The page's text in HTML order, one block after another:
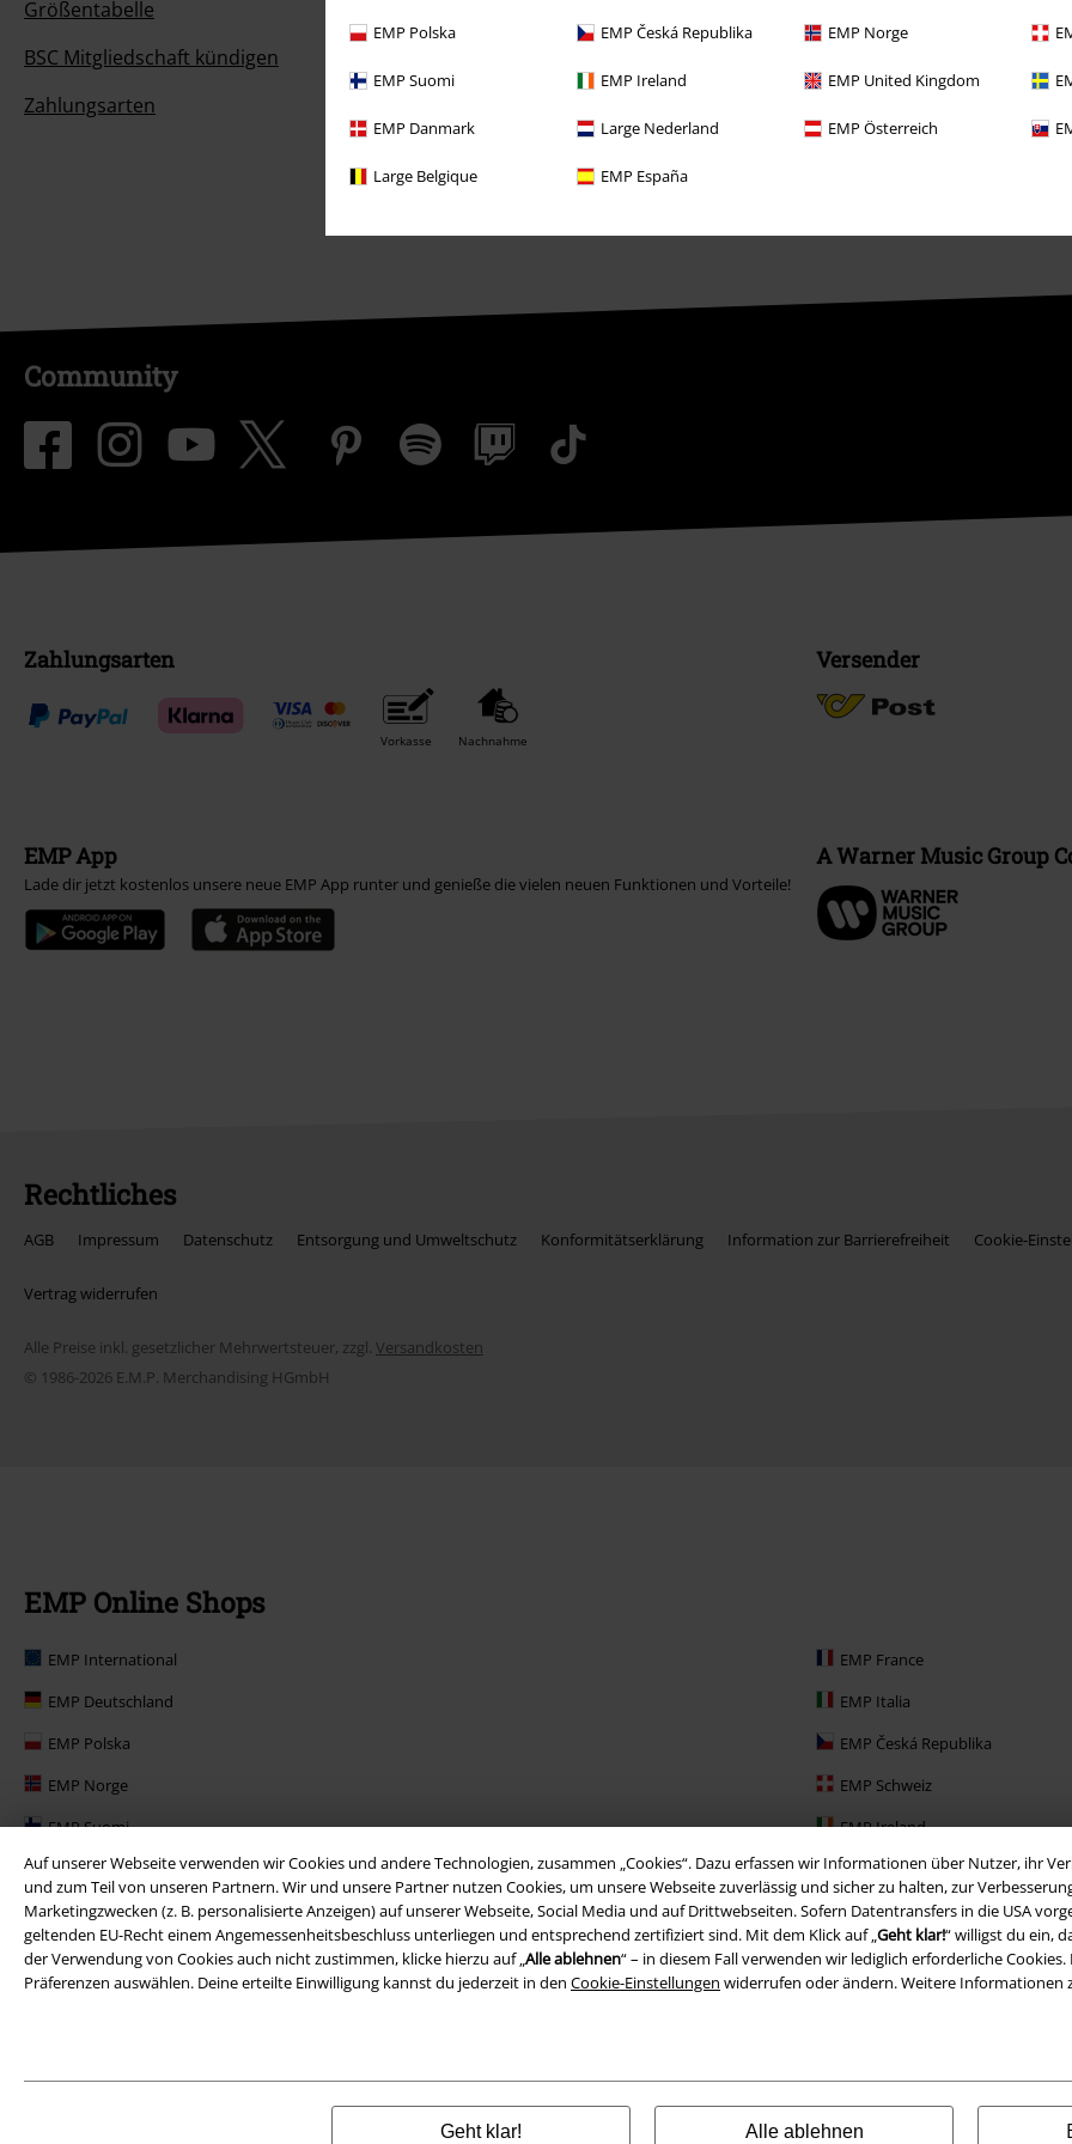
EMP Polska EMP Česká Republika EMP Norge
EMP Suomi EMP Ireland EMP United Kingdom
EMP Danmark Large Nederland EMP Österreich
Large Belgique EMP España
Auf unserer Webseite verwenden wir Cookies und andere Technologien, zusammen „Cookies“. Dazu erfassen wir Informationen über Nutzer, ihr
und zum Teil von unseren Partnern. Wir und unsere Partner nutzen Cookies, um unsere Webseite zuverlässig und sicher zu halten, zur
Marketingzwecken (z. B. personalisierte Anzeigen) auf unserer Webseite, Social Media und auf Drittwebseiten. Sofern Datentransfers in die USA
geltenden EU-Recht einem Angemessenheitsbeschluss unterliegen und entsprechend zertifiziert sind. Mit dem Klick auf „ Geht klar!“ willigst du ein,
der Verwendung von Cookies auch nicht zustimmen, klicke hierzu auf „ Alle ablehnen“ – in diesem Fall verwenden wir lediglich erforderliche
Präferenzen auswählen. Deine erteilte Einwilligung kannst du jederzeit in den Cookie-Einstellungen widerrufen oder ändern. Weitere Informationen
Geht klar! Alle ablehnen
Größentabelle
BSC Mitgliedschaft kündigen
Zahlungsarten
Community
Zahlungsarten
Vorkasse Nachnahme
Versender
EMP App
Lade dir jetzt kostenlos unsere neue EMP App runter und genieße die vielen neuen Funktionen und Vorteile!
A Warner Music Group
Rechtliches
AGB Impressum Datenschutz Entsorgung und Umweltschutz Konformitätserklärung Information zur Barrierefreiheit Cookie-
Vertrag widerrufen
Alle Preise inkl. gesetzlicher Mehrwertsteuer, zzgl. Versandkosten
© 1986-2026 E.M.P. Merchandising HGmbH
EMP Online Shops
EMP International
EMP France
EMP Deutschland
EMP Italia
EMP Polska
EMP Česká Republika
EMP Norge
EMP Schweiz
EMP Suomi
EMP Ireland
EMP United Kingdom
EMP Sverige
EMP Danmark
Large Nederland
EMP Österreich
EMP Slovensko
Large Belgique
EMP España